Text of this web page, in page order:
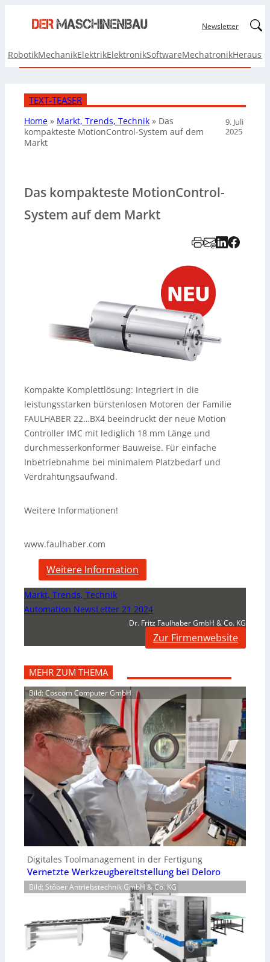
Newsletter
RobotikMechanikElektrikElektronikSoftwareMechatronik
TEXT-TEASER
Home » Markt, Trends, Technik » Das
kompakteste MotionControl-System auf dem
Markt
9. Juli
2025
Das kompakteste MotionControl-
System auf dem Markt
Kompakte Komplettlösung: Integriert in die
leistungsstarken bürstenlosen Motoren der Familie
FAULHABER 22…BX4 beeindruckt der neue Motion
Controller IMC mit lediglich 18 mm Länge und
durchmesserkonformer Bauweise. Für einfache
Inbetriebnahme bei minimalem Platzbedarf und
Verdrahtungsaufwand.
Weitere Informationen!
www.faulhaber.com
Weitere Information
Markt, Trends, Technik
Automation NewsLetter 21 2024
Dr. Fritz Faulhaber GmbH & Co. KG
Zur Firmenwebsite
MEHR ZUM THEMA
Bild: Coscom Computer GmbH
Digitales Toolmanagement in der Fertigung
Vernetzte Werkzeugbereitstellung bei Deloro
Bild: Stöber Antriebstechnik GmbH & Co. KG